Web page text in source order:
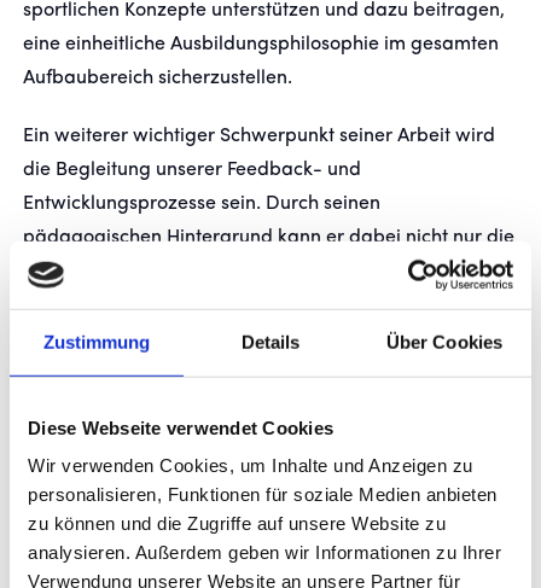
Zustimmung Details Über Cookies
Diese Webseite verwendet Cookies
Wir verwenden Cookies, um Inhalte und Anzeigen zu
personalisieren, Funktionen für soziale Medien anbieten
zu können und die Zugriffe auf unsere Website zu
analysieren. Außerdem geben wir Informationen zu Ihrer
Verwendung unserer Website an unsere Partner für
sportlichen Konzepte unterstützen und dazu beitragen,
eine einheitliche Ausbildungsphilosophie im gesamten
Aufbaubereich sicherzustellen.
Ein weiterer wichtiger Schwerpunkt seiner Arbeit wird
die Begleitung unserer Feedback- und
Entwicklungsprozesse sein. Durch seinen
pädagogischen Hintergrund kann er dabei nicht nur die
sportliche Entwicklung unserer Spieler im Blick behalten,
sondern auch schulische und persönliche Aspekte
gezielt berücksichtigen.
Fluktuation im Nachwuchsbereich weiter zu reduzieren,
unsere Spieler und Trainer langfristig an den Verein zu
binden und ein Umfeld zu schaffen, in dem sich junge
Menschen sportlich und persönlich optimal entwickeln
können.